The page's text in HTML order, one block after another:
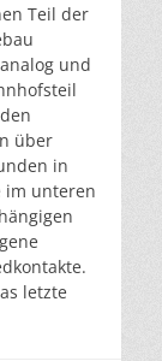
Teil der
und
über
in
im unteren
letzte